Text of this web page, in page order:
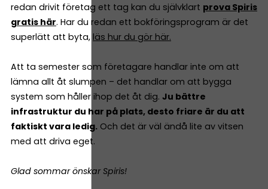
redan drivit företag ett tag kan du självklart prova Spiris
gratis här. Har du redan ett bokföringsprogram är det
superlätt att byta, läs hur du gör här.
Att ta semester som företagare handlar inte om att
lämna allt åt slumpen – det handlar om att bygga
system som håller ihop det åt dig. Ju bättre
infrastruktur du har på plats, desto friare är du att
faktiskt vara ledig. Och det är väl ändå lite av vitsen
med att driva eget.
Glad sommar önskar Spiris!